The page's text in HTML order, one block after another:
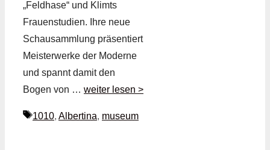
„Feldhase“ und Klimts
Frauenstudien. Ihre neue
Schausammlung präsentiert
Meisterwerke der Moderne
und spannt damit den
Bogen von … weiter lesen >
Schlagwörter
1010, Albertina, museum